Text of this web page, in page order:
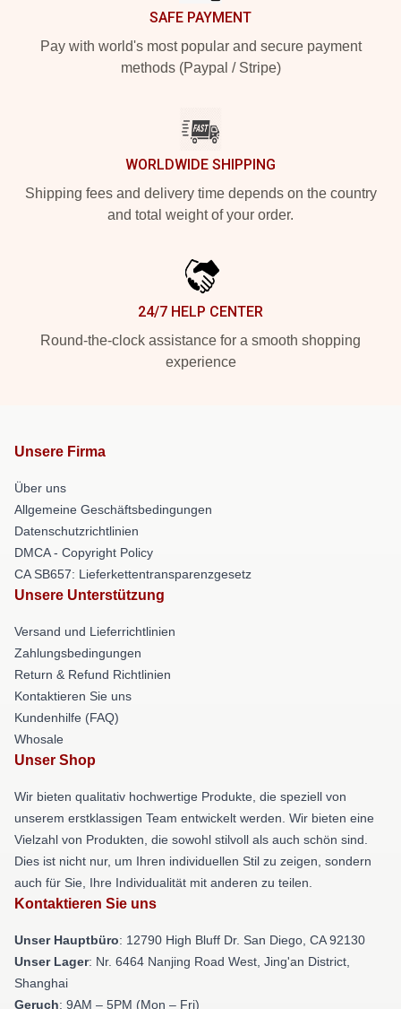
SAFE PAYMENT
Pay with world's most popular and secure payment
methods (Paypal / Stripe)
WORLDWIDE SHIPPING
Shipping fees and delivery time depends on the country
and total weight of your order.
24/7 HELP CENTER
Round-the-clock assistance for a smooth shopping
experience
Unsere Firma
Über uns
Allgemeine Geschäftsbedingungen
Datenschutzrichtlinien
DMCA - Copyright Policy
CA SB657: Lieferkettentransparenzgesetz
Unsere Unterstützung
Versand und Lieferrichtlinien
Zahlungsbedingungen
Return & Refund Richtlinien
Kontaktieren Sie uns
Kundenhilfe (FAQ)
Whosale
Unser Shop
Wir bieten qualitativ hochwertige Produkte, die speziell von
unserem erstklassigen Team entwickelt werden. Wir bieten eine
Vielzahl von Produkten, die sowohl stilvoll als auch schön sind.
Dies ist nicht nur, um Ihren individuellen Stil zu zeigen, sondern
auch für Sie, Ihre Individualität mit anderen zu teilen.
Kontaktieren Sie uns
Unser Hauptbüro: 12790 High Bluff Dr. San Diego, CA 92130
Unser Lager: Nr. 6464 Nanjing Road West, Jing'an District,
Shanghai
Geruch: 9AM – 5PM (Mon – Fri)